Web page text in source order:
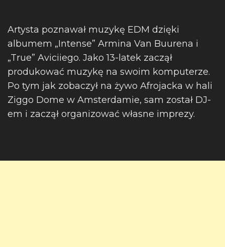
Artysta poznawał muzykę EDM dzięki
albumem „Intense” Armina Van Buurena i
„True” Aviciiego. Jako 13-latek zaczął
produkować muzykę na swoim komputerze.
Po tym jak zobaczył na żywo Afrojacka w hali
Ziggo Dome w Amsterdamie, sam został DJ-
em i zaczął organizować własne imprezy.